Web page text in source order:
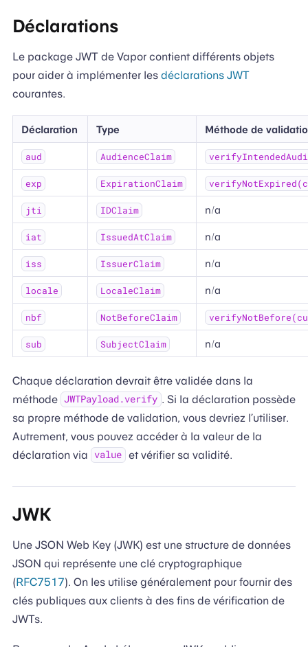
Déclarations
Le package JWT de Vapor contient différents objets
pour aider à implémenter les déclarations JWT
courantes.
Déclaration Type Méthode de
aud AudienceClaim
exp ExpirationClaim
jti IDClaim n/a
iat IssuedAtClaim n/a
iss IssuerClaim n/a
locale LocaleClaim n/a
nbf NotBeforeClaim
sub SubjectClaim n/a
Chaque déclaration devrait être validée dans la
méthode JWTPayload.verify . Si la déclaration possède
sa propre méthode de validation, vous devriez l’utiliser.
Autrement, vous pouvez accéder à la valeur de la
déclaration via
value et vérifier sa validité.
JWK
Une JSON Web Key (JWK) est une structure de données
JSON qui représente une clé cryptographique
(RFC7517). On les utilise généralement pour fournir des
clés publiques aux clients à des fins de vérification de
JWTs.